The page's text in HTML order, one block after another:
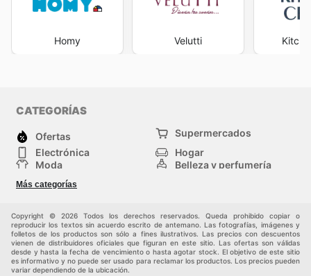
Homy Velutti
CATEGORÍAS
Ofertas
Supermercados
Electrónica
Hogar
Moda
Belleza y perfumería
Deporte
Más categorías
Copyright © 2026 Todos los derechos reservados. Queda prohibido copiar o
reproducir los textos sin acuerdo escrito de antemano. Las fotografías, imágenes y
folletos de los productos son sólo a fines ilustrativos. Las precios con descuentos
vienen de distribuidores oficiales que figuran en este sitio. Las ofertas son válidas
desde y hasta la fecha de vencimiento o hasta agotar stock. El objetivo de este sitio
es informativo y no puede ser usado para reclamar los productos. Los precios pueden
variar dependiendo de la ubicación.